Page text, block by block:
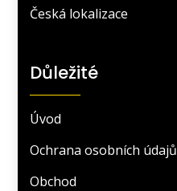
Česká lokalizace
Důležité
Úvod
Ochrana osobních údajů
Obchod